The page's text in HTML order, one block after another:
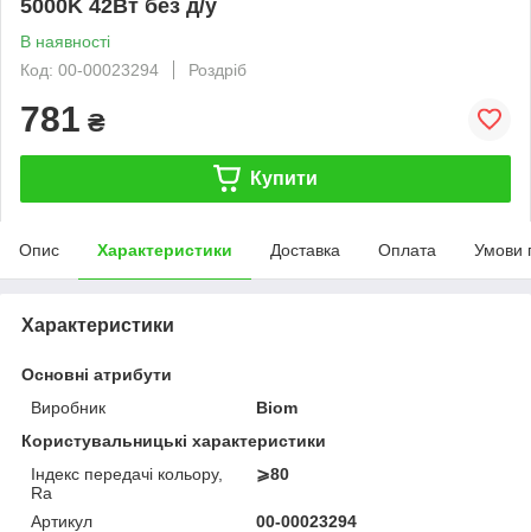
5000K 42Вт без д/у
В наявності
Код: 00-00023294
Роздріб
781 ₴
Купити
Опис Характеристики Доставка Оплата Умови
Характеристики
Основні атрибути
Виробник
Biom
Користувальницькі характеристики
Індекс передачі кольору,
Ra
⩾80
Артикул
00-00023294